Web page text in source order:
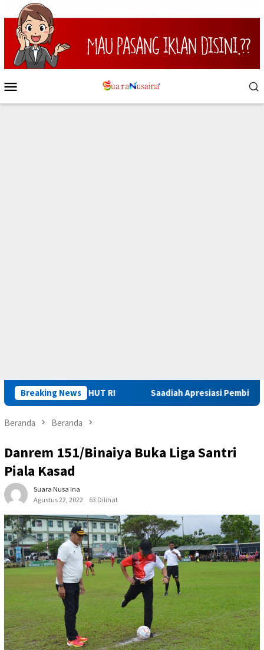
Loncat
ke
konten
Mobile
Breaking News
Remisi HUT RI Saadiah Apresiasi Pembinaan dan
Beranda Beranda
Danrem 151/Binaiya Buka Liga Santri
Piala Kasad
Suara Nusa Ina
Agustus 22, 2022
63 Dilihat